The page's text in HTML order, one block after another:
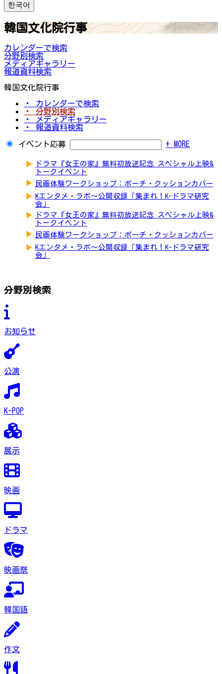
한국어
韓国文化院行事
カレンダーで検索
分野別検索
メディアギャラリー
報道資料検索
韓国文化院行事
・ カレンダーで検索
・ 分野別検索
・ メディアギャラリー
・ 報道資料検索
イベント応募 + MORE
▶
ドラマ『女王の家』無料初放送記念 スペシャル上映&
トークイベント
▶ 民画体験ワークショップ：ポーチ・クッションカバー
▶ Kエンタメ・ラボ～公開収録「集まれ！K-ドラマ研究
会」
▶
ドラマ『女王の家』無料初放送記念 スペシャル上映&
トークイベント
▶ 民画体験ワークショップ：ポーチ・クッションカバー
▶ Kエンタメ・ラボ～公開収録「集まれ！K-ドラマ研究
会」
分野別検索
お知らせ
公演
K-POP
展示
映画
ドラマ
映画祭
韓国語
作文